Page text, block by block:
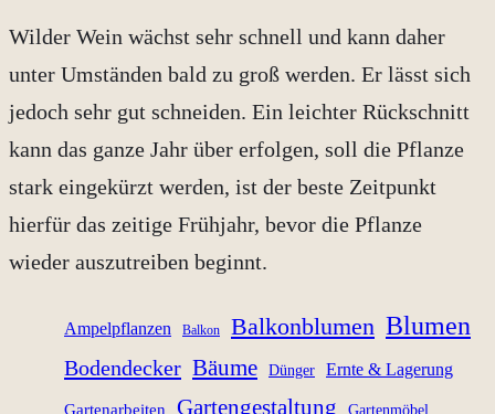
Wilder Wein wächst sehr schnell und kann daher
unter Umständen bald zu groß werden. Er lässt sich
jedoch sehr gut schneiden. Ein leichter Rückschnitt
kann das ganze Jahr über erfolgen, soll die Pflanze
stark eingekürzt werden, ist der beste Zeitpunkt
hierfür das zeitige Frühjahr, bevor die Pflanze
wieder auszutreiben beginnt.
Ampelpflanzen Balkon Balkonblumen Blumen
Bodendecker Bäume Dünger Ernte & Lagerung
Gartenarbeiten Gartengestaltung Gartenmöbel